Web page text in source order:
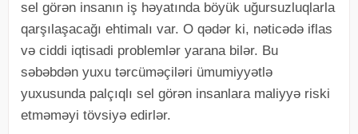
sel görən insanın iş həyatında böyük uğursuzluqlarla
qarşılaşacağı ehtimalı var. O qədər ki, nəticədə iflas
və ciddi iqtisadi problemlər yarana bilər. Bu
səbəbdən yuxu tərcüməçiləri ümumiyyətlə
yuxusunda palçıqlı sel görən insanlara maliyyə riski
etməməyi tövsiyə edirlər.